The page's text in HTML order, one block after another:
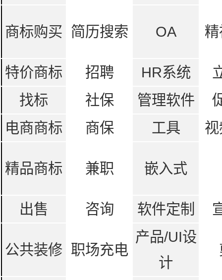
商标购买 简历搜索 OA
特价商标 招聘 HR系统
找标
社保 管理软件
电商商标
商保 工具
精品商标 兼职 嵌入式
出售 咨询 软件定制
公共装修 职场充电
产品/UI设
计